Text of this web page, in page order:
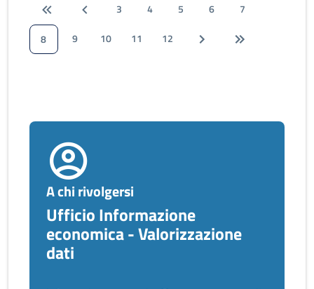
3 4 5 6
7
8
9 10 11 12
A chi rivolgersi
Ufficio Informazione
economica - Valorizzazione
dati